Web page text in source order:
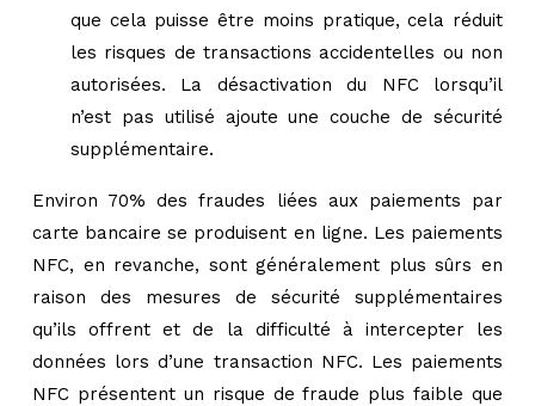
que cela puisse être moins pratique, cela réduit
les risques de transactions accidentelles ou non
autorisées. La désactivation du NFC lorsqu’il
n’est pas utilisé ajoute une couche de sécurité
supplémentaire.
Environ 70% des fraudes liées aux paiements par
carte bancaire se produisent en ligne. Les paiements
NFC, en revanche, sont généralement plus sûrs en
raison des mesures de sécurité supplémentaires
qu’ils offrent et de la difficulté à intercepter les
données lors d’une transaction NFC. Les paiements
NFC présentent un risque de fraude plus faible que